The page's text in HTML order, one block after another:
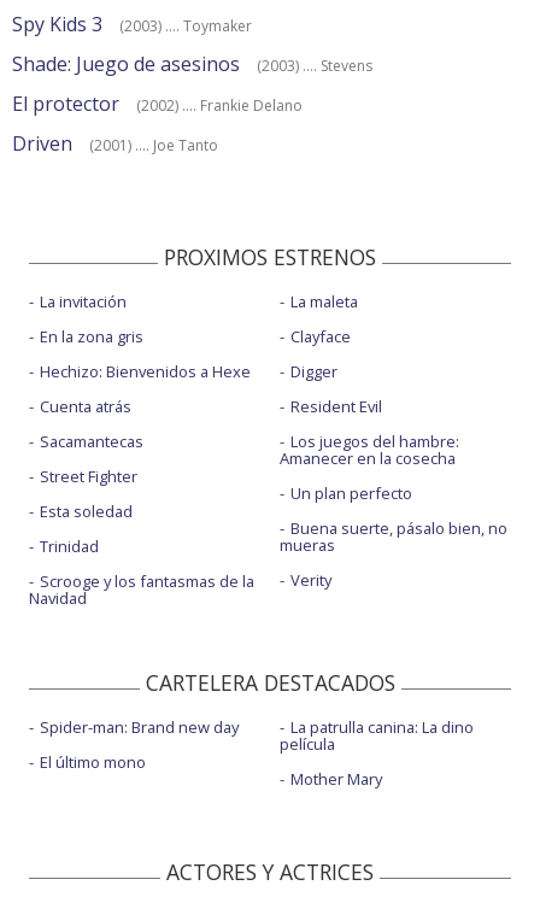
Spy Kids 3 (2003) .... Toymaker
Shade: Juego de asesinos (2003) .... Stevens
El protector (2002) .... Frankie Delano
Driven (2001) .... Joe Tanto
PROXIMOS ESTRENOS
La invitación
En la zona gris
Hechizo: Bienvenidos a Hexe
Cuenta atrás
Sacamantecas
Street Fighter
Esta soledad
Trinidad
Scrooge y los fantasmas de la
Navidad
La maleta
Clayface
Digger
Resident Evil
Los juegos del hambre:
Amanecer en la cosecha
Un plan perfecto
Buena suerte, pásalo bien, no
mueras
Verity
CARTELERA DESTACADOS
Spider-man: Brand new day
El último mono
La patrulla canina: La dino
película
Mother Mary
ACTORES Y ACTRICES